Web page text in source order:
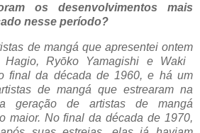
os desenvolvimentos mais
nesse período?
de mangá que apresentei ontem
Hagio, Ryōko Yamagishi e Waki
final da década de 1960, e há um
de mangá que estrearam na
geração de artistas de mangá
maior. No final da década de 1970,